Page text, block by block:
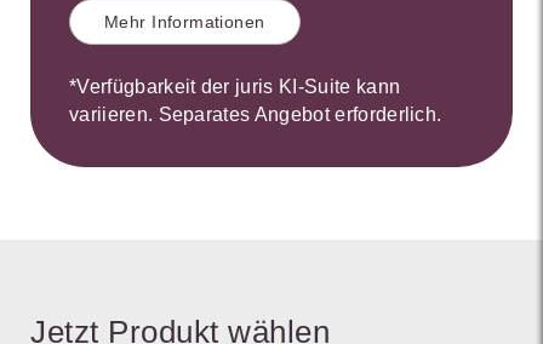
Mehr Informationen
*Verfügbarkeit der juris KI-Suite kann
variieren. Separates Angebot erforderlich.
Jetzt Produkt wählen